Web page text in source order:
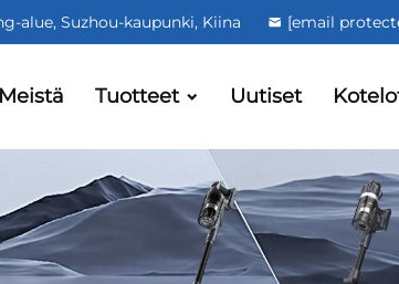
alue, Suzhou-kaupunki, Kiina [email
Meistä Tuotteet Uutiset